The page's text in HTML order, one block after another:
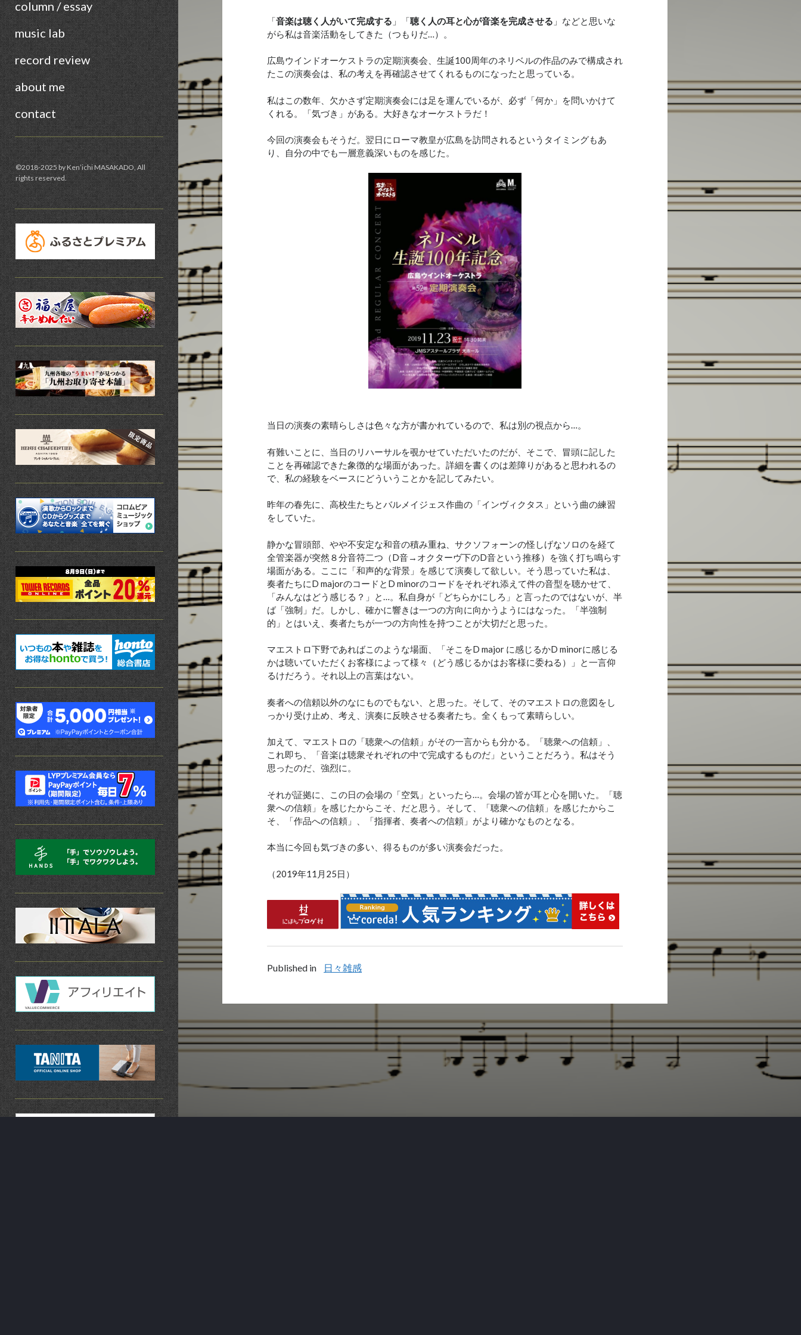
column / essay
music lab
record review
about me
contact
Sidebar
©︎2018-2025 by Ken’ichi MASAKADO, All
rights reserved.
「音楽は聴く人がいて完成する 」「聴く人の耳と心が音楽を完成させる 」などと思いな
がら私は音楽活動をしてきた（つもりだ…）。
広島ウインドオーケストラの定期演奏会、生誕100周年のネリベルの作品のみで構成され
たこの演奏会は、私の考えを再確認させてくれるものになったと思っている。
私はこの数年、欠かさず定期演奏会には足を運んでいるが、必ず「何か」を問いかけて
くれる。「気づき」がある。大好きなオーケストラだ！
今回の演奏会もそうだ。翌日にローマ教皇が広島を訪問されるというタイミングもあ
り、自分の中でも一層意義深いものを感じた。
当日の演奏の素晴らしさは色々な方が書かれているので、私は別の視点から…。
有難いことに、当日のリハーサルを覗かせていただいたのだが、そこで、冒頭に記した
ことを再確認できた象徴的な場面があった。詳細を書くのは差障りがあると思われるの
で、私の経験をベースにどういうことかを記してみたい。
昨年の春先に、高校生たちとバルメイジェス作曲の「インヴィクタス」という曲の練習
をしていた。
静かな冒頭部、やや不安定な和音の積み重ね、サクソフォーンの怪しげなソロのを経て
全管楽器が突然８分音符二つ（D音→オクターヴ下のD音という推移）を強く打ち鳴らす
場面がある。ここに「和声的な背景」を感じて演奏して欲しい。そう思っていた私は、
奏者たちにD majorのコードとD minorのコードをそれぞれ添えて件の音型を聴かせて、
「みんなはどう感じる？」と…。私自身が「どちらかにしろ」と言ったのではないが、半
ば「強制」だ。しかし、確かに響きは一つの方向に向かうようにはなった。「半強制
的」とはいえ、奏者たちが一つの方向性を持つことが大切だと思った。
マエストロ下野であればこのような場面、「そこをD major に感じるかD minorに感じる
かは聴いていただくお客様によって様々（どう感じるかはお客様に委ねる）」と一言仰
るけだろう。それ以上の言葉はない。
奏者への信頼以外のなにものでもない、と思った。そして、そのマエストロの意図をし
っかり受け止め、考え、演奏に反映させる奏者たち。全くもって素晴らしい。
加えて、マエストロの「聴衆への信頼」がその一言からも分かる。「聴衆への信頼」、
これ即ち、「音楽は聴衆それぞれの中で完成するものだ」ということだろう。私はそう
思ったのだ、強烈に。
それが証拠に、この日の会場の「空気」といったら…。会場の皆が耳と心を開いた。「聴
衆への信頼」を感じたからこそ、だと思う。そして、「聴衆への信頼」を感じたからこ
そ、「作品への信頼」、「指揮者、奏者への信頼」がより確かなものとなる。
本当に今回も気づきの多い、得るものが多い演奏会だった。
（2019年11月25日）
Published in 日々雑感